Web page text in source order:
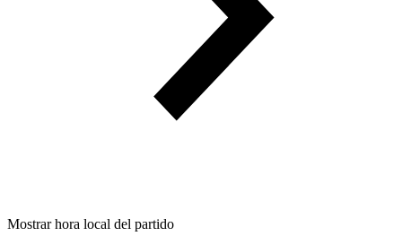
Mostrar hora local del partido